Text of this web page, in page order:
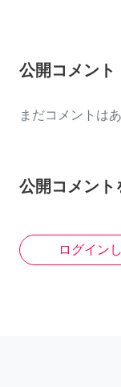
公開コメント
まだコメントは
公開コメント
ログイン